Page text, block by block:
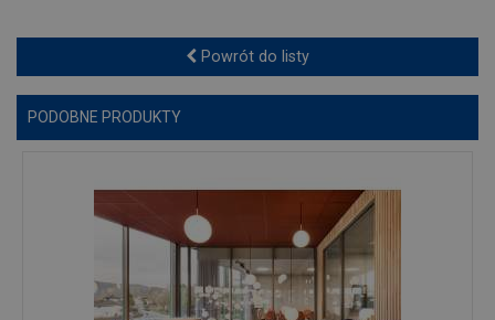
Powrót do listy
PODOBNE PRODUKTY